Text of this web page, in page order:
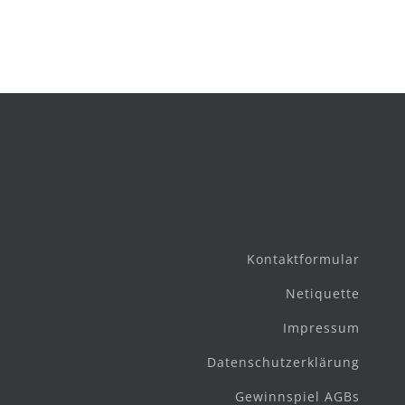
Kontaktformular
Netiquette
Impressum
Datenschutzerklärung
Gewinnspiel AGBs